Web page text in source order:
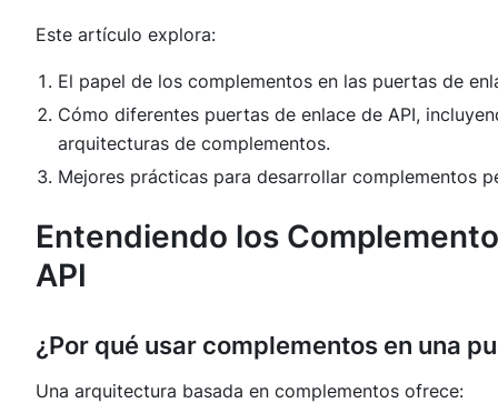
Este artículo explora:
El papel de los complementos en las puertas de
Cómo diferentes puertas de enlace de API,
arquitecturas de complementos.
Mejores prácticas para desarrollar complementos
Entendiendo los
API
¿Por qué usar complementos en una
Una arquitectura basada en complementos ofrece: